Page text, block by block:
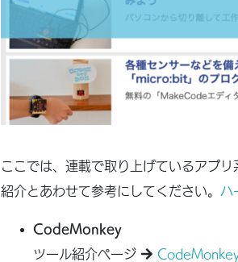
ここでは、連載で取り上げているアプ
紹介とあわせて参考にしてください。 ハ
CodeMonkey
ツール紹介ページ